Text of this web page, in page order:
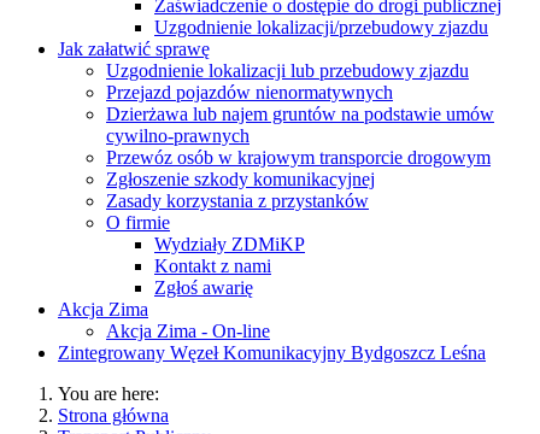
Zaświadczenie o dostępie do drogi publicznej
Uzgodnienie lokalizacji/przebudowy zjazdu
Jak załatwić sprawę
Uzgodnienie lokalizacji lub przebudowy zjazdu
Przejazd pojazdów nienormatywnych
Dzierżawa lub najem gruntów na podstawie umów
cywilno-prawnych
Przewóz osób w krajowym transporcie drogowym
Zgłoszenie szkody komunikacyjnej
Zasady korzystania z przystanków
O firmie
Wydziały ZDMiKP
Kontakt z nami
Zgłoś awarię
Akcja Zima
Akcja Zima - On-line
Zintegrowany Węzeł Komunikacyjny Bydgoszcz Leśna
You are here:
Strona główna